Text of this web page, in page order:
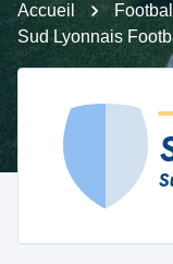
Accueil Football
Sud Lyonnais